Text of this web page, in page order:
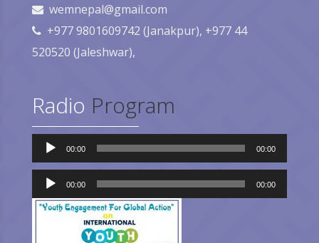
wemnepal@gmail.com
+977 9801609742 (Janakpur), +977 44
520520 (Jaleshwar),
Radio Program
Audio
Player
00:00 00:00
Audio
Player
00:00 00:00